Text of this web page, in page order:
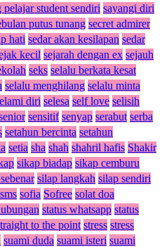
pelajar student sendiri sayangi diri
putus tunang secret admirer
hati sedar akan kesilapan sedar
kecil sejarah dengan ex sejauh
seks selalu berkata kesat
selalu menghilang selalu minta
diri selesa self love selisih
sensitif senyap serabut serba
setahun bercinta setahun
setia sha shah shahril hafis Shakir
sikap biadap sikap cemburu
silap langkah silap sendiri
sms sofia Sofree solat doa
status whatsapp status
to the point stress stress
suami duda suami isteri suami